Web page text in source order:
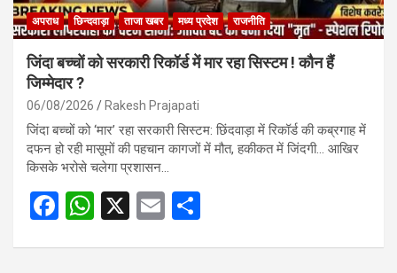
अपराध छिन्दवाड़ा ताजा खबर मध्य प्रदेश राजनीति
जिंदा बच्चों को सरकारी रिकॉर्ड में मार रहा सिस्टम ! कौन हैं
जिम्मेदार ?
06/08/2026 Rakesh Prajapati
जिंदा बच्चों को ‘मार’ रहा सरकारी सिस्टम: छिंदवाड़ा में रिकॉर्ड की कब्रगाह में
दफन हो रही मासूमों की पहचान कागजों में मौत, हकीकत में जिंदगी… आखिर
किसके भरोसे चलेगा प्रशासन…
F
W
X
E